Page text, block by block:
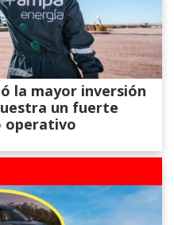
la mayor inversión
un fuerte
operativo